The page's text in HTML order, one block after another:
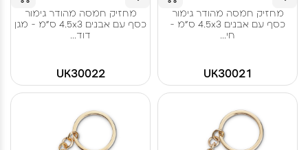
מחזיק חמסה מהודר גימור
כסף עם אבנים 4.5x3 ס"מ -
חי...
UK30021
מחזיק חמסה מהודר גימור
כסף עם אבנים 4.5x3 ס"מ - מגן
דוד...
UK30022